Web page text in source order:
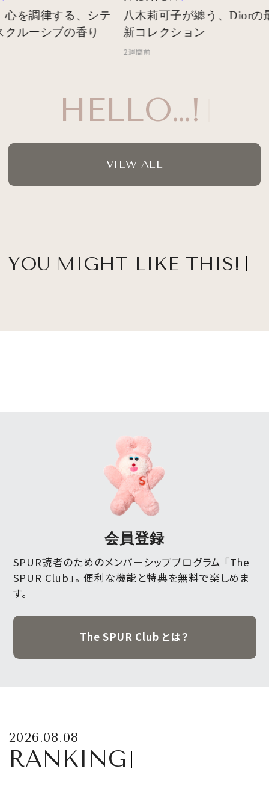
HELLO…!
調律する、シテ
ルーシブの香り
八木莉可子が纏う、Diorの最
新コレクション
2週間前
VIEW ALL
YOU MIGHT LIKE THIS!
会員登録
SPUR読者のためのメンバーシッププログラム 「The
SPUR Club」。 便利な機能と特典を無料で楽しめま
す。
The SPUR Club とは？
2026.08.08
RANKING